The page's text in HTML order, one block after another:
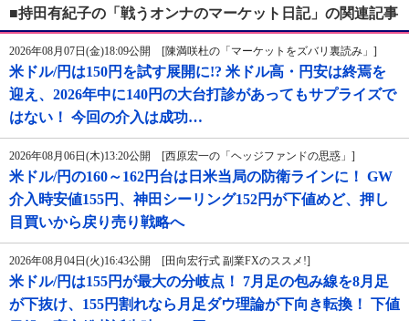
■持田有紀子の「戦うオンナのマーケット日記」の関連記事
2026年08月07日(金)18:09公開 [陳満咲杜の「マーケットをズバリ裏読み」]
米ドル/円は150円を試す展開に!? 米ドル高・円安は終焉を
迎え、2026年中に140円の大台打診があってもサプライズで
はない！ 今回の介入は成功…
2026年08月06日(木)13:20公開 [西原宏一の「ヘッジファンドの思惑」]
米ドル/円の160～162円台は日米当局の防衛ラインに！ GW
介入時安値155円、神田シーリング152円が下値めど、押し
目買いから戻り売り戦略へ
2026年08月04日(火)16:43公開 [田向宏行式 副業FXのススメ!]
米ドル/円は155円が最大の分岐点！ 7月足の包み線を8月足
が下抜け、155円割れなら月足ダウ理論が下向き転換！ 下値